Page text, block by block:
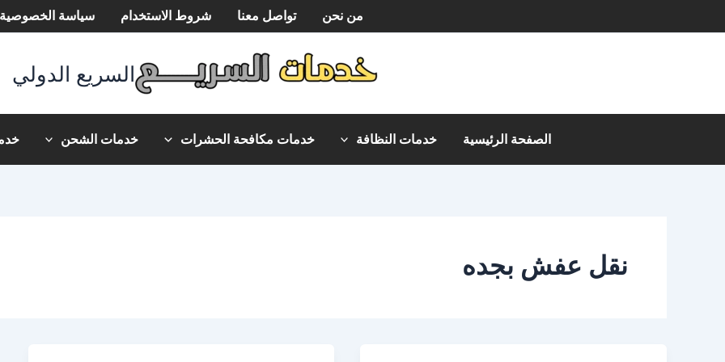
إلى
من نحن تواصل معنا شروط الاستخدام سياسة الخصوصية
السريع الدولي
الصفحة الرئيسية خدمات النظافة خدمات مكافحة الحشرات خدمات الشحن
نقل عفش بجده